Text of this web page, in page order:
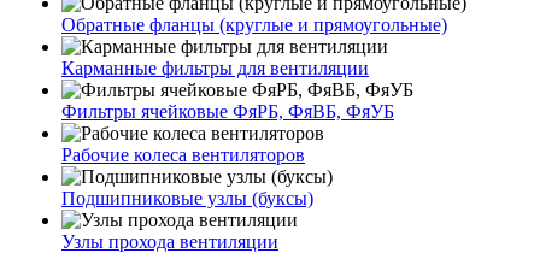
Обратные фланцы (круглые и прямоугольные)
Карманные фильтры для вентиляции
Фильтры ячейковые ФяРБ, ФяВБ, ФяУБ
Рабочие колеса вентиляторов
Подшипниковые узлы (буксы)
Узлы прохода вентиляции